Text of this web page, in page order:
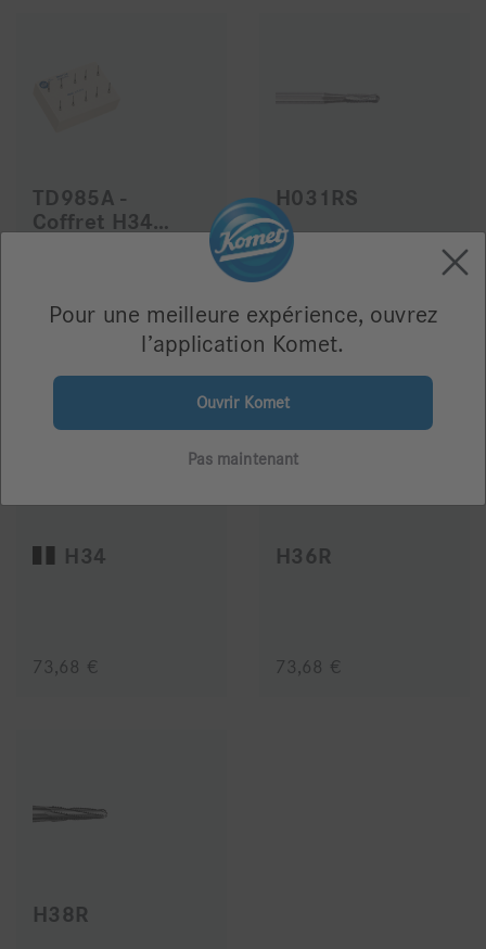
TD985A -
Coffret H34 (Metal Cut)
145,70 €
H031RS
384,00 €
H34
73,68 €
H36R
73,68 €
H38R
Pour une meilleure expérience, ouvrez
l’application Komet.
Ouvrir Komet
Pas maintenant